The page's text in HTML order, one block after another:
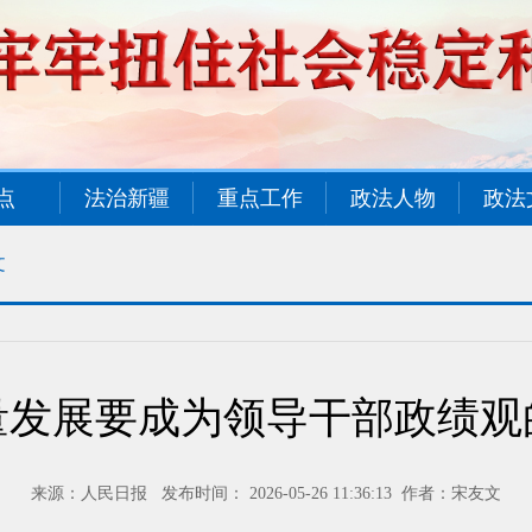
法治新疆 重点工作 政法人物 政法
展要成为领导干部政绩
来源：人民日报 发布时间： 2026-05-26 11:36:13 作者：宋友文